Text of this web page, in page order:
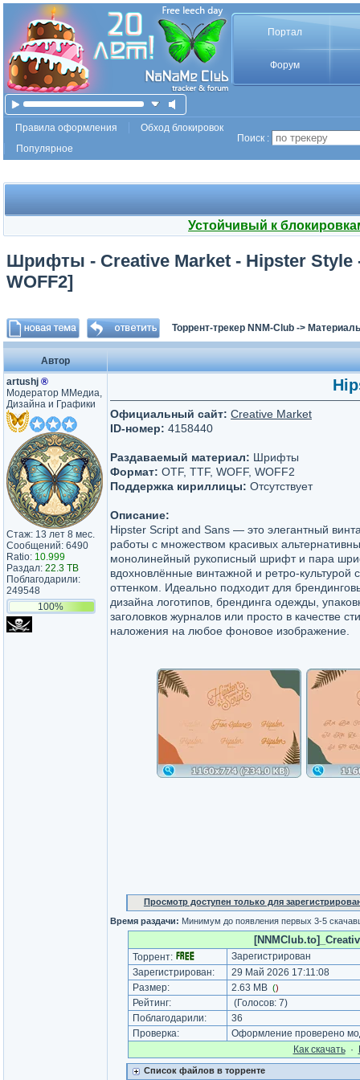
Портал
Форум
Правила оформления
Обход блокировок
Популярное
Поиск :
Устойчивый к
Шрифты - Creative Market - Hipster Style -
WOFF2]
Торрент-трекер NNM-Club ->
Автор
artushj ®
Модератор ММедиа,
Дизайна и Графики
Стаж: 13 лет 8 мес.
Сообщений: 6490
Ratio: 10.999
Раздал: 22.3 TB
Поблагодарили:
249548
100%
Официальный сайт: Creative Market
ID-номер: 4158440
Раздаваемый материал: Шрифты
Формат: OTF, TTF, WOFF, WOFF2
Поддержка кириллицы: Отсутствует
Описание:
Hipster Script and Sans — это элегантный
работы с множеством красивых
монолинейный рукописный шрифт и пара
вдохновлённые винтажной и ретро-культурой
оттенком. Идеально подходит для
дизайна логотипов, брендинга одежды,
заголовков журналов или просто в качестве
наложения на любое фоновое изображение.
Просмотр доступен только для
Время раздачи: Минимум до появления первых 3-5
Торрент:
Зарегистрирован
Зарегистрирован:
29 Май 2026 17:11:08
Размер:
2.63 MB ()
Рейтинг: (Голосов: 7)
Поблагодарили:
36
Проверка:
Оформление проверено
Как cкачать·
Список файлов в торренте